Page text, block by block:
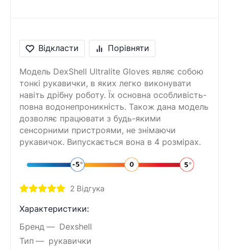
Відкласти Порівняти
Модель DexShell Ultralite Gloves являє собою
тонкі рукавички, в яких легко виконувати
навіть дрібну роботу. Їх основна особливість-
повна водонепроникність. Також дана модель
дозволяє працювати з будь-якими
сенсорними пристроями, не знімаючи
рукавичок. Випускається вона в 4 розмірах.
2 Відгука
Характеристики:
Бренд
Dexshell
Тип
рукавички